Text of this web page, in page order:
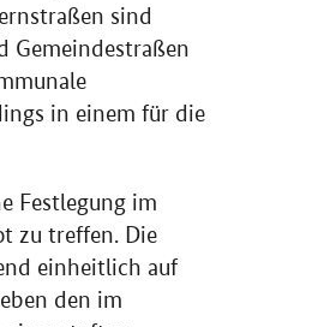
sind
Gemeindestraßen
in einem für die
Festlegung im
zu treffen. Die
einheitlich auf
den im